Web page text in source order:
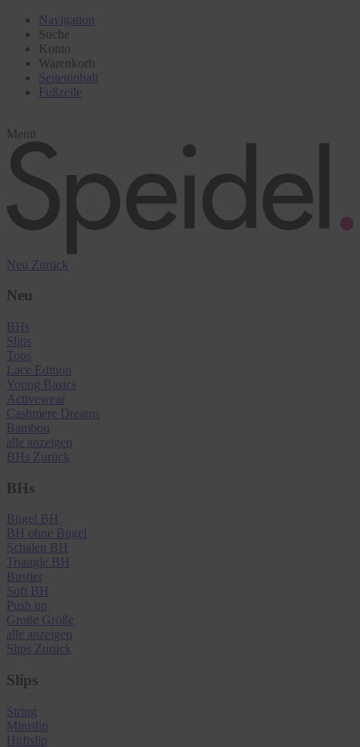
Navigation
Suche
Konto
Warenkorb
Seiteninhalt
Fußzeile
Menü
Neu Zurück
Neu
BHs
Slips
Tops
Lace Edition
Young Basics
Activewear
Cashmere Dreams
Bambou
alle anzeigen
BHs Zurück
BHs
Bügel BH
BH ohne Bügel
Schalen BH
Triangle BH
Bustier
Soft BH
Push up
Große Größe
alle anzeigen
Slips Zurück
Slips
String
Minislip
Hüftslip